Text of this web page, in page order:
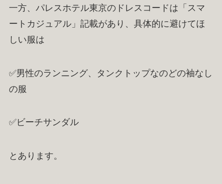
一方、パレスホテル東京のドレスコードは「スマ
ートカジュアル」記載があり、具体的に避けてほ
しい服は
✅男性のランニング、タンクトップなのどの袖なし
の服
✅ビーチサンダル
とあります。